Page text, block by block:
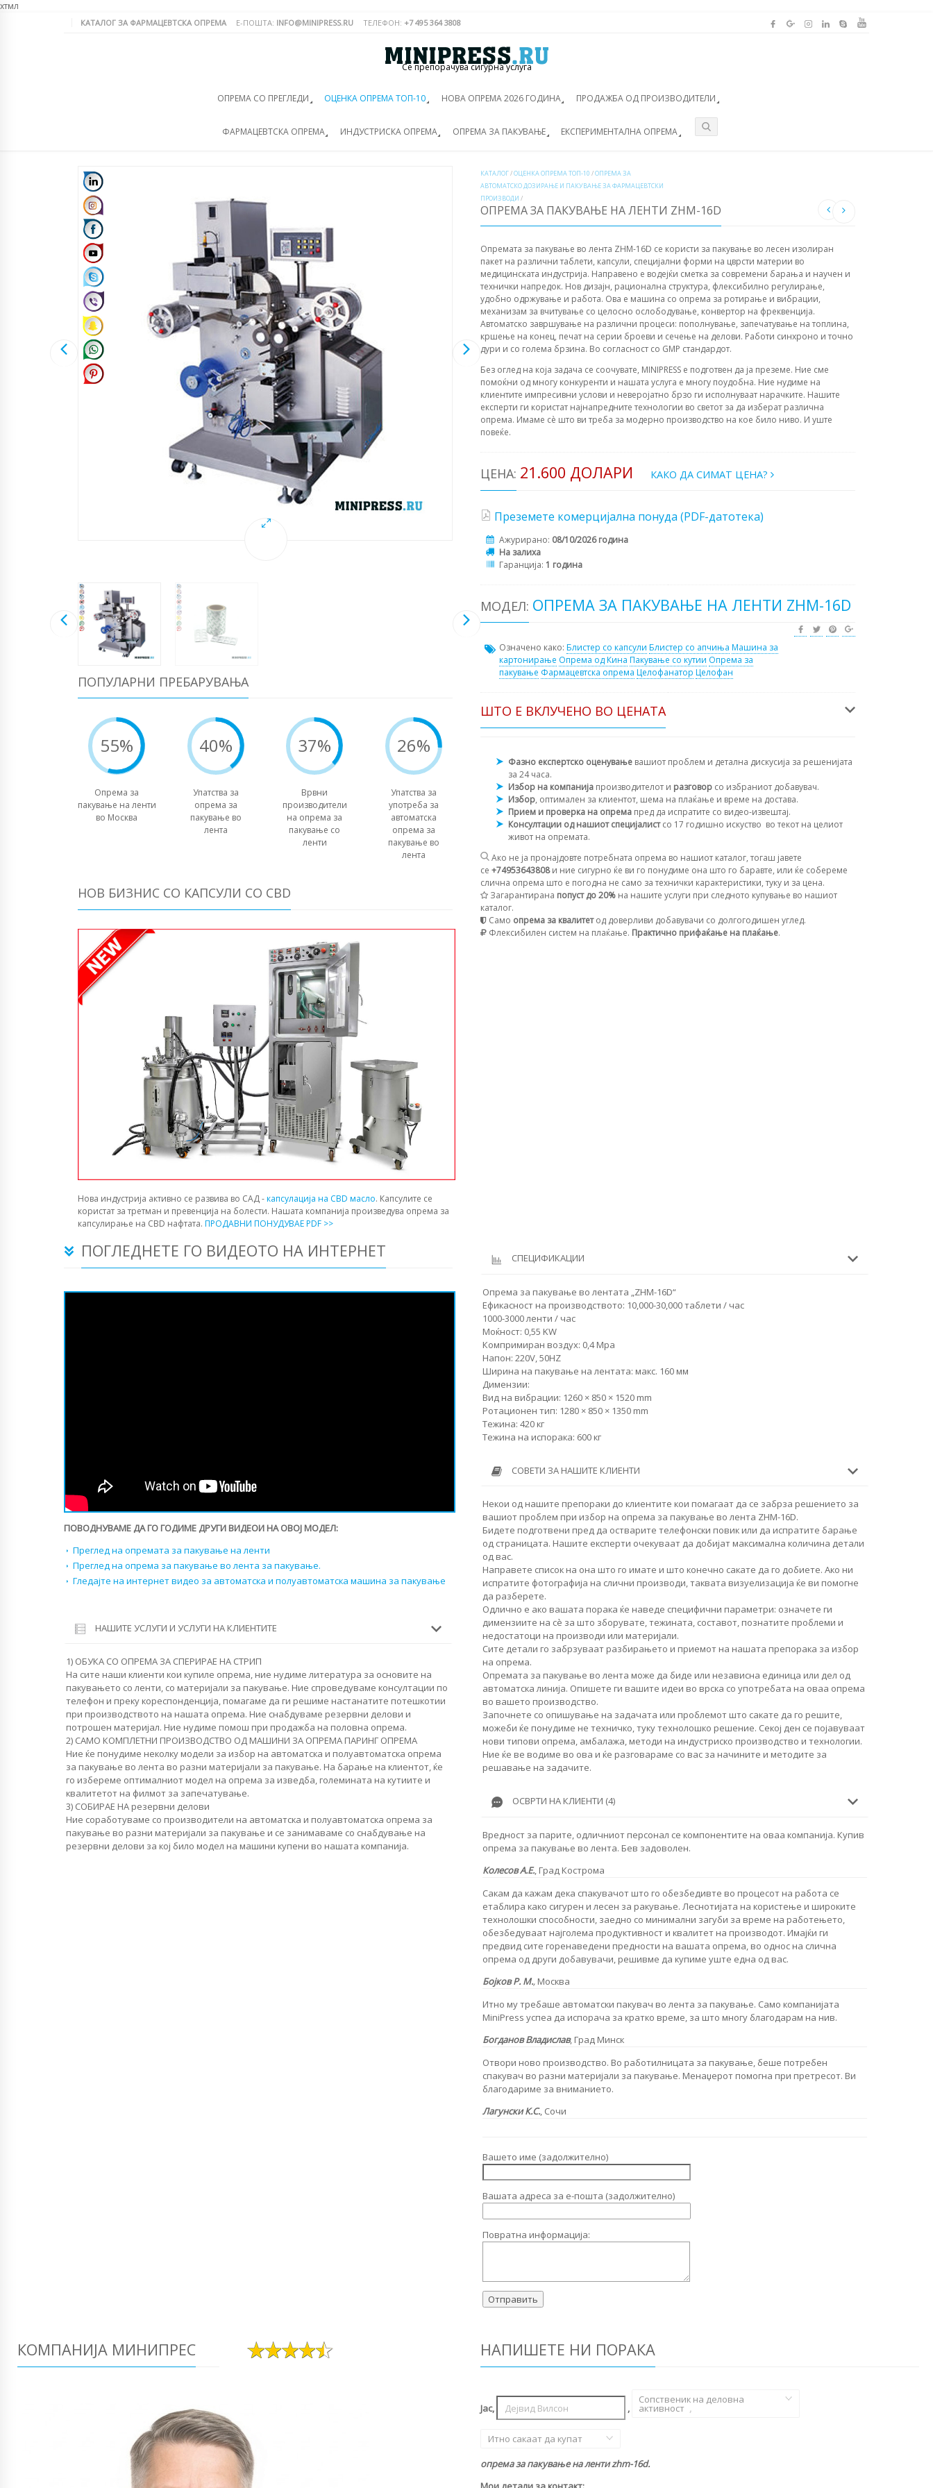
хтмл
КАТАЛОГ ЗА ФАРМАЦЕВТСКА ОПРЕМА Е-ПОШТА: INFO@MINIPRESS.RU ТЕЛЕФОН: +7 495 364 3808
Се препорачува сигурна услуга
ОПРЕМА СО ПРЕГЛЕДИ ОЦЕНКА ОПРЕМА ТОП-10 НОВА ОПРЕМА 2026 ГОДИНА ПРОДАЖБА ОД ПРОИЗВОДИТЕЛИ
ФАРМАЦЕВТСКА ОПРЕМА ИНДУСТРИСКА ОПРЕМА ОПРЕМА ЗА ПАКУВАЊЕ ЕКСПЕРИМЕНТАЛНА ОПРЕМА
ПОПУЛАРНИ ПРЕБАРУВАЊА
55%
Опрема за
пакување на ленти
во Москва
40%
Упатства за
опрема за
пакување во
лента
37%
Врвни
производители
на опрема за
пакување со
ленти
26%
Упатства за
употреба за
автоматска
опрема за
пакување во
лента
НОВ БИЗНИС СО КАПСУЛИ СО CBD
Нова индустрија активно се развива во САД -капсулација на CBD масло. Капсулите се
користат за третман и превенција на болести. Нашата компанија произведува опрема за
капсулирање на CBD нафтата. ПРОДАВНИ ПОНУДУВАЕ PDF >>
КАТАЛОГ/ОЦЕНКА ОПРЕМА ТОП-10 /ОПРЕМА ЗА
АВТОМАТСКО ДОЗИРАЊЕ И ПАКУВАЊЕ ЗА ФАРМАЦЕВТСКИ
ПРОИЗВОДИ /
ОПРЕМА ЗА ПАКУВАЊЕ НА ЛЕНТИ ZHM-16D
Опремата за пакување во лента ZHM-16D се користи за пакување во лесен изолиран
пакет на различни таблети, капсули, специјални форми на цврсти материи во
медицинската индустрија. Направено е водејќи сметка за современи барања и научен и
технички напредок. Нов дизајн, рационална структура, флексибилно регулирање,
удобно одржување и работа. Ова е машина со опрема за ротирање и вибрации,
механизам за вчитување со целосно ослободување, конвертор на фреквенција.
Автоматско завршување на различни процеси: пополнување, запечатување на топлина,
кршење на конец, печат на серии броеви и сечење на делови. Работи синхроно и точно
дури и со голема брзина. Во согласност со GMP стандардот.
Без оглед на која задача се соочувате, MINIPRESS е подготвен да ја преземе. Ние сме
помоќни од многу конкуренти и нашата услуга е многу поудобна. Ние нудиме на
клиентите импресивни услови и неверојатно брзо ги исполнуваат нарачките. Нашите
експерти ги користат најнапредните технологии во светот за да изберат различна
опрема. Имаме сè што ви треба за модерно производство на кое било ниво. И уште
повеќе.
ЦЕНА: 21.600 ДОЛАРИ КАКО ДА СИМАТ ЦЕНА?
Преземете комерцијална понуда (PDF-датотека)
Ажурирано: 08/10/2026 година
На залиха
Гаранција: 1 година
МОДЕЛ: ОПРЕМА ЗА ПАКУВАЊЕ НА ЛЕНТИ ZHM-16D
Означено како: Блистер со капсули Блистер со апчиња Машина за
картонирање Опрема од Кина Пакување со кутии Опрема за
пакување Фармацевтска опрема Целофанатор Целофан
ШТО Е ВКЛУЧЕНО ВО ЦЕНАТА
Фазно експертско оценување вашиот проблем и детална дискусија за решенијата
за 24 часа.
Избор на компанија производителот и разговор со избраниот добавувач.
Избор, оптимален за клиентот, шема на плаќање и време на достава.
Прием и проверка на опрема пред да испратите со видео-извештај.
Консултации од нашиот специјалистсо 17 годишно искуство во текот на целиот
живот на опремата.
Ако не ја пронајдовте потребната опрема во нашиот каталог, тогаш јавете
се +74953643808и ние сигурно ќе ви го понудиме она што го баравте, или ќе собереме
слична опрема што е погодна не само за технички карактеристики, туку и за цена.
Загарантирана попуст до 20% на нашите услуги при следното купување во нашиот
каталог.
Само опрема за квалитетод доверливи добавувачи со долгогодишен углед.
Флексибилен систем на плаќање. Практично прифаќање на плаќање.
ПОГЛЕДНЕТЕ ГО ВИДЕОТО НА ИНТЕРНЕТ
ПОВОДНУВАМЕ ДА ГО ГОДИМЕ ДРУГИ ВИДЕОИ НА ОВОЈ МОДЕЛ:
Преглед на опремата за пакување на ленти
Преглед на опрема за пакување во лента за пакување.
Гледајте на интернет видео за автоматска и полуавтоматска машина за пакување
НАШИТЕ УСЛУГИ И УСЛУГИ НА КЛИЕНТИТЕ
1) ОБУКА СО ОПРЕМА ЗА СПЕРИРАЕ НА СТРИП
На сите наши клиенти кои купиле опрема, ние нудиме литература за основите на
пакувањето со ленти, со материјали за пакување. Ние спроведуваме консултации по
телефон и преку кореспонденција, помагаме да ги решиме настанатите потешкотии
при производството на нашата опрема. Ние снабдуваме резервни делови и
потрошен материјал. Ние нудиме помош при продажба на половна опрема.
2) САМО КОМПЛЕТНИ ПРОИЗВОДСТВО ОД МАШИНИ ЗА ОПРЕМА ПАРИНГ ОПРЕМА
Ние ќе понудиме неколку модели за избор на автоматска и полуавтоматска опрема
за пакување во лента во разни материјали за пакување. На барање на клиентот, ќе
го избереме оптималниот модел на опрема за изведба, големината на кутиите и
квалитетот на филмот за запечатување.
3) СОБИРАЕ НА резервни делови
Ние соработуваме со производители на автоматска и полуавтоматска опрема за
пакување во разни материјали за пакување и се занимаваме со снабдување на
резервни делови за кој било модел на машини купени во нашата компанија.
СПЕЦИФИКАЦИИ
Опрема за пакување во лентата „ZHM-16D“
Ефикасност на производството: 10,000-30,000 таблети / час
1000-3000 ленти / час
Моќност: 0,55 KW
Компримиран воздух: 0,4 Mpa
Напон: 220V, 50HZ
Ширина на пакување на лентата: макс. 160 мм
Димензии:
Вид на вибрации: 1260 × 850 × 1520 mm
Ротационен тип: 1280 × 850 × 1350 mm
Тежина: 420 кг
Тежина на испорака: 600 кг
СОВЕТИ ЗА НАШИТЕ КЛИЕНТИ
Некои од нашите препораки до клиентите кои помагаат да се забрза решението за
вашиот проблем при избор на опрема за пакување во лента ZHM-16D.
Бидете подготвени пред да остварите телефонски повик или да испратите барање
од страницата. Нашите експерти очекуваат да добијат максимална количина детали
од вас.
Направете список на она што го имате и што конечно сакате да го добиете. Ако ни
испратите фотографија на слични производи, таквата визуелизација ќе ви помогне
да разберете.
Одлично е ако вашата порака ќе наведе специфични параметри: означете ги
димензиите на сè за што зборувате, тежината, составот, познатите проблеми и
недостатоци на производи или материјали.
Сите детали го забрзуваат разбирањето и приемот на нашата препорака за избор
на опрема.
Опремата за пакување во лента може да биде или независна единица или дел од
автоматска линија. Опишете ги вашите идеи во врска со употребата на оваа опрема
во вашето производство.
Започнете со опишување на задачата или проблемот што сакате да го решите,
можеби ќе понудиме не техничко, туку технолошко решение. Секој ден се појавуваат
нови типови опрема, амбалажа, методи на индустриско производство и технологии.
Ние ќе ве водиме во ова и ќе разговараме со вас за начините и методите за
решавање на задачите.
ОСВРТИ НА КЛИЕНТИ (4)
Вредност за парите, одличниот персонал се компонентите на оваа компанија. Купив
опрема за пакување во лента. Бев задоволен.
Колесов А.Е., Град Кострома
Сакам да кажам дека спакувачот што го обезбедивте во процесот на работа се
етаблира како сигурен и лесен за ракување. Леснотијата на користење и широките
технолошки способности, заедно со минимални загуби за време на работењето,
обезбедуваат најголема продуктивност и квалитет на производот. Имајќи ги
предвид сите горенаведени предности на вашата опрема, во однос на слична
опрема од други добавувачи, решивме да купиме уште една од вас.
Бојков Р. М., Москва
Итно му требаше автоматски пакувач во лента за пакување. Само компанијата
MiniPress успеа да испорача за кратко време, за што многу благодарам на нив.
Богданов Владислав, Град Минск
Отвори ново производство. Во работилницата за пакување, беше потребен
спакувач во разни материјали за пакување. Менаџерот помогна при претресот. Ви
благодариме за вниманието.
Лагунски К.С., Сочи
Вашето име (задолжително)
Вашата адреса за е-пошта (задолжително)
Повратна информација:
КОМПАНИЈА МИНИПРЕС НАПИШЕТЕ НИ ПОРАКА
Јас, ,
Сопственик на деловна
активност
Итно сакаат да купат
опрема за пакување на ленти zhm-16d.